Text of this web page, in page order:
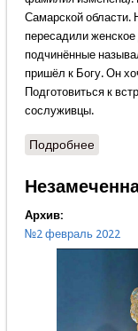
Самарской области.
пересадили женское
подчинённые
пришёл к Богу. Он
Подготовиться к
сослуживцы.
Подробнеео
Архив:
№2 февраль 2022